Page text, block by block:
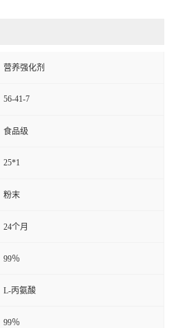
营养强化剂
56-41-7
食品级
25*1
粉末
24个月
99％
L-丙氨酸
99％